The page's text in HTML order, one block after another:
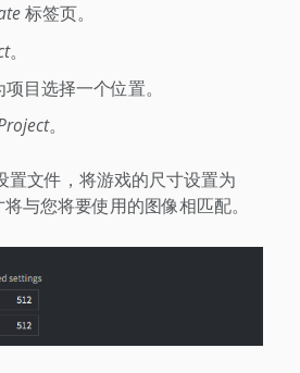
标签页。
。
目选择一个位置。
。
置文件，将游戏的尺寸设置为
与您将要使用的图像相匹配。